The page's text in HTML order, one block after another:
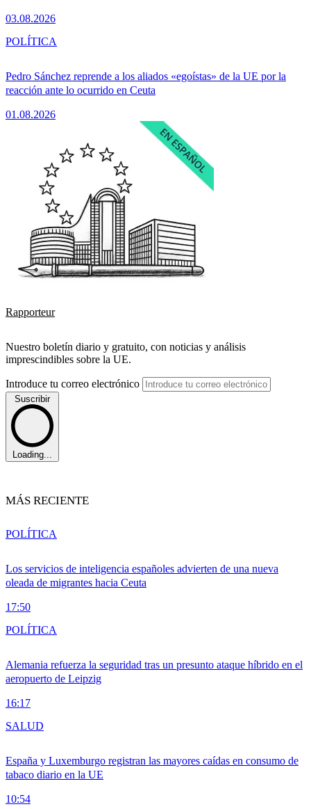
03.08.2026
Pedro Sánchez reprende a los aliados «egoístas» de la UE por la
reacción ante lo ocurrido en Ceuta
01.08.2026
POLÍTICA
Rapporteur
Nuestro boletín diario y gratuito, con noticias y análisis
imprescindibles sobre la UE.
Introduce tu correo electrónico
Suscribir
Loading...
MÁS RECIENTE
Los servicios de inteligencia españoles advierten de una nueva
oleada de migrantes hacia Ceuta
17:50
POLÍTICA
Alemania refuerza la seguridad tras un presunto ataque híbrido en el
aeropuerto de Leipzig
16:17
POLÍTICA
España y Luxemburgo registran las mayores caídas en consumo de
tabaco diario en la UE
10:54
SALUD